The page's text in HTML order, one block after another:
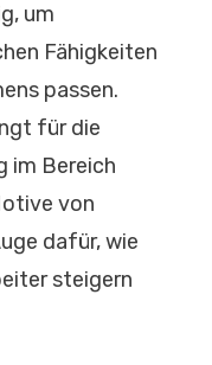
um
Fähigkeiten
passen.
für die
im Bereich
von
dafür, wie
steigern